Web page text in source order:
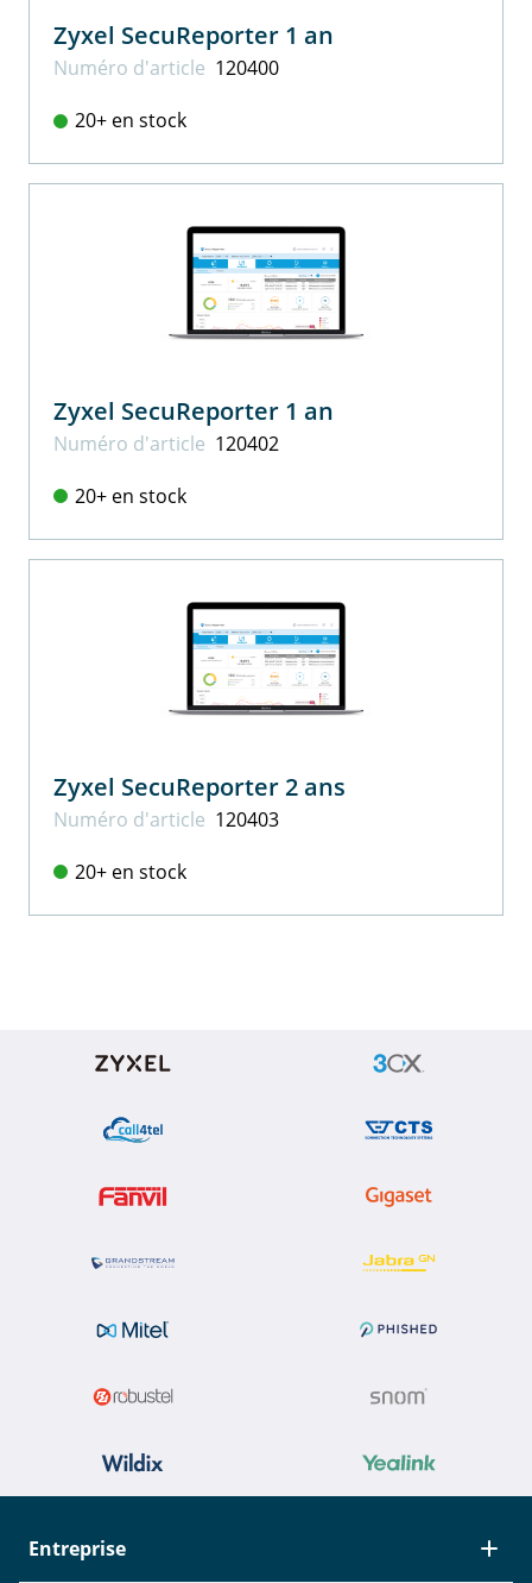
Zyxel SecuReporter 1 an
Numéro d'article 120400
20+ en stock
Zyxel SecuReporter 1 an
Numéro d'article 120402
20+ en stock
Zyxel SecuReporter 2 ans
Numéro d'article 120403
20+ en stock
Entreprise